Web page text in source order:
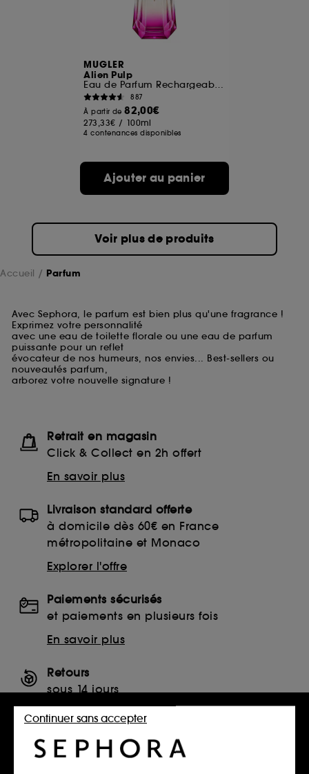
MUGLER
Alien Pulp
Eau de Parfum Rechargeable Pour Femme Florale Fruitée Musquée
887
À partir de82,00€
273,33€ / 100ml
4 contenances disponibles
Ajouter au panier
Voir plus de produits
Accueil Parfum
Avec Sephora, le parfum est bien plus qu'une fragrance !
Exprimez votre personnalité
avec une eau de toilette florale ou une eau de parfum
puissante pour un reflet
évocateur de nos humeurs, nos envies... Best-sellers ou
nouveautés parfum,
arborez votre nouvelle signature !
Retrait en magasin
Click & Collect en 2h offert
En savoir plus
Livraison standard offerte
à domicile dès 60€ en France
métropolitaine et Monaco
Explorer l'offre
Paiements sécurisés
et paiements en plusieurs fois
En savoir plus
Retours
sous 14 jours
Retourner mon article
SERVICES, CONTACT ET CONDITIONS DES OFFRES
Continuer sans accepter